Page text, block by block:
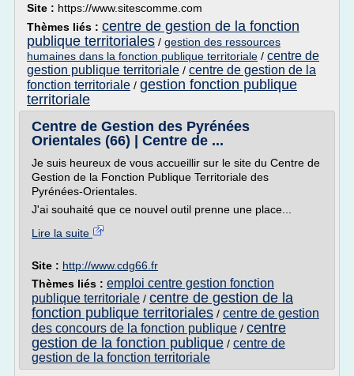
Site : https://www.sitescomme.com
Thèmes liés : centre de gestion de la fonction
publique territoriales / gestion des ressources
humaines dans la fonction publique territoriale / centre de
gestion publique territoriale / centre de gestion de la
fonction territoriale / gestion fonction publique
territoriale
Centre de Gestion des Pyrénées
Orientales (66) | Centre de ...
Je suis heureux de vous accueillir sur le site du Centre de
Gestion de la Fonction Publique Territoriale des
Pyrénées-Orientales.
J'ai souhaité que ce nouvel outil prenne une place...
Lire la suite
Site : http://www.cdg66.fr
Thèmes liés : emploi centre gestion fonction
publique territoriale / centre de gestion de la
fonction publique territoriales / centre de gestion
des concours de la fonction publique / centre
gestion de la fonction publique / centre de
gestion de la fonction territoriale